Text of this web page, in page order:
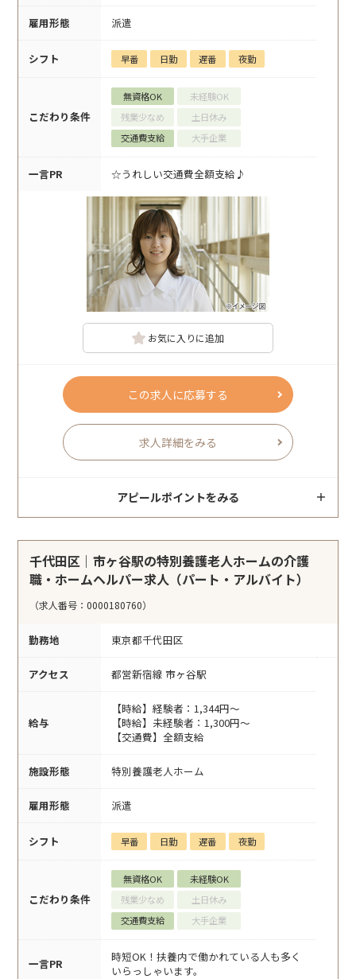
雇用形態 派遣
シフト 早番 日勤 遅番 夜勤
こだわり条件
無資格OK
未経験OK
残業少なめ
土日休み
交通費支給
大手企業
一言PR ☆うれしい交通費全額支給♪
お気に入りに追加
この求人に応募する
求人詳細をみる
アピールポイントをみる
千代田区｜市ヶ谷駅の特別養護老人ホームの介護
職・ホームヘルパー求人（パート・アルバイト）
（求人番号：0000180760）
勤務地 東京都千代田区
アクセス 都営新宿線 市ヶ谷駅
給与
【時給】経験者：1,344円～
【時給】未経験者：1,300円～
【交通費】全額支給
施設形態 特別養護老人ホーム
雇用形態 派遣
シフト 早番 日勤 遅番 夜勤
こだわり条件
無資格OK
未経験OK
残業少なめ
土日休み
交通費支給
大手企業
一言PR
時短OK！扶養内で働かれている人も多く
いらっしゃいます。